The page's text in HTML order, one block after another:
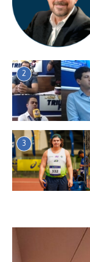
2
3